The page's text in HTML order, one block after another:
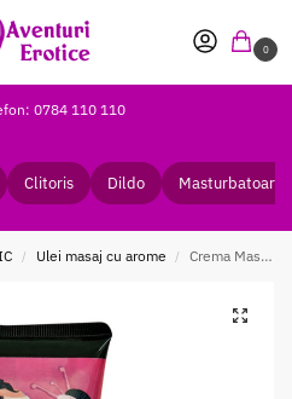
0
0784 110 110
Clitoris Dildo Masturbatoare
/ Ulei masaj cu arome / Crema Masaj Shunga Raspberry Feeling 200 ml